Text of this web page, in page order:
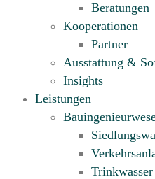
Beratungen
Kooperationen
Partner
Ausstattung &
Insights
Leistungen